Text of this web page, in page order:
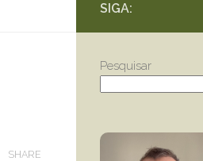
SHARE
SIGA:
Pesquisar